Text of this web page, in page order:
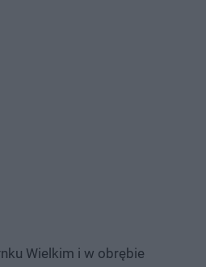
Wielkim i w obrębie